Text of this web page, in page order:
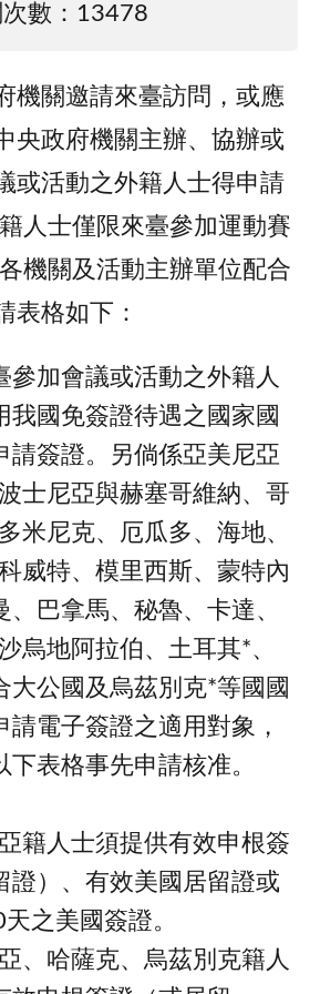
數：13478
機關邀請來臺訪問，或應
央政府機關主辦、協辦或
或活動之外籍人士得申請
人士僅限來臺參加運動賽
機關及活動主辦單位配合
表格如下：
參加會議或活動之外籍⼈
我國免簽證待遇之國家國
請簽證。另倘係亞美尼亞
士尼亞與赫塞哥維納、哥
米尼克、厄瓜多、海地、
威特、模里西斯、蒙特內
、巴拿馬、秘魯、卡達、
烏地阿拉伯、土耳其*、
大公國及烏茲別克*等國國
請電子簽證之適用對象，
下表格事先申請核准。
籍人士須提供有效申根簽
證）、有效美國居留證或
之美國簽證。
、哈薩克、烏茲別克籍人